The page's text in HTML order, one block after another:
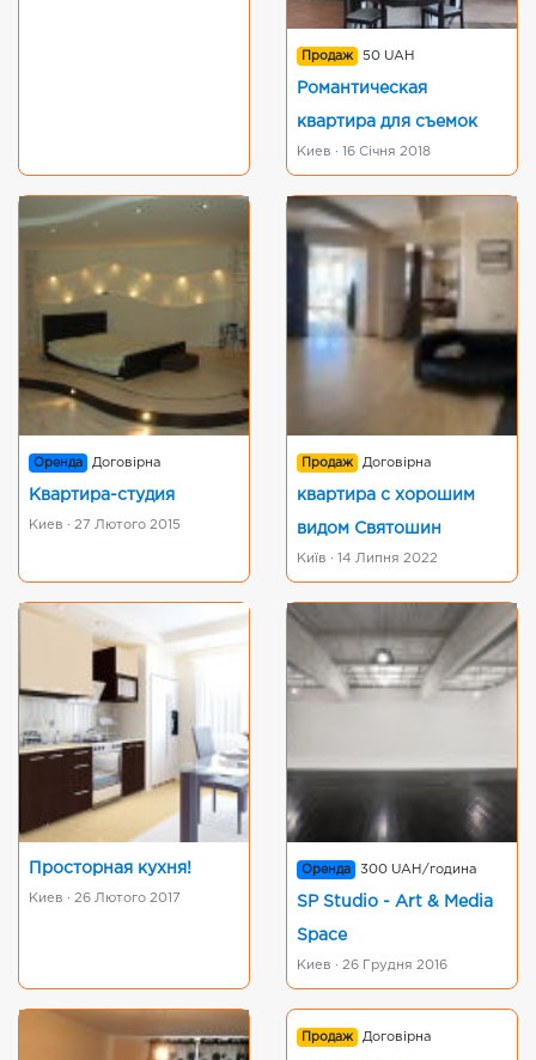
Продаж 50 UAH
Романтическая
квартира для съемок
Киев · 16 Січня 2018
Оренда Договірна
Квартира-студия
Киев · 27 Лютого 2015
Продаж Договірна
квартира с хорошим
видом Святошин
Київ · 14 Липня 2022
Просторная кухня!
Киев · 26 Лютого 2017
Оренда 300 UAH/година
SP Studio - Art & Media
Space
Киев · 26 Грудня 2016
Продаж Договірна